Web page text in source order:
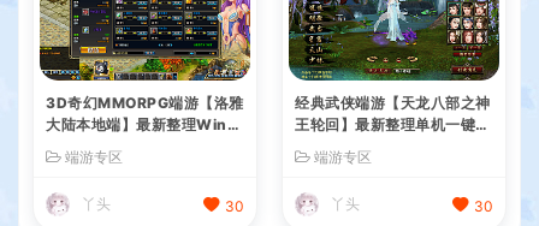
3D奇幻MMORPG端游【洛雅
大陆本地端】最新整理Win一
键服务端+PC客户端+GM工
具+详细搭建教程
端游专区
丫头 30
经典武侠端游【天龙八部之神
王轮回】最新整理单机一键即
玩镜像端+Linux手工服务端+
PC客户端+GM工具+详细搭
建教程
端游专区
丫头 30